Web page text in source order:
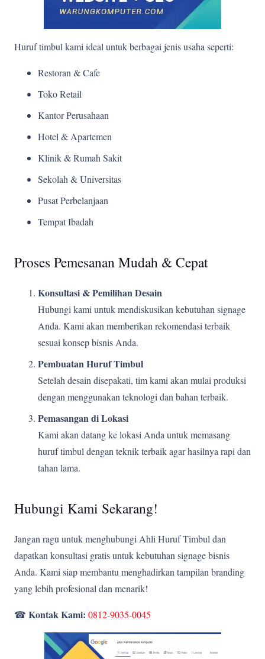
Huruf timbul kami ideal untuk berbagai jenis usaha seperti:
Restoran & Cafe
Toko Retail
Kantor Perusahaan
Hotel & Apartemen
Klinik & Rumah Sakit
Sekolah & Universitas
Pusat Perbelanjaan
Tempat Ibadah
Proses Pemesanan Mudah & Cepat
Konsultasi & Pemilihan Desain
Hubungi kami untuk mendiskusikan kebutuhan signage
Anda. Kami akan memberikan rekomendasi terbaik
sesuai konsep bisnis Anda.
Pembuatan Huruf Timbul
Setelah desain disepakati, tim kami akan mulai produksi
dengan menggunakan teknologi dan bahan terbaik.
Pemasangan di Lokasi
Kami akan datang ke lokasi Anda untuk memasang
huruf timbul dengan teknik terbaik agar hasilnya rapi dan
tahan lama.
Hubungi Kami Sekarang!
Jangan ragu untuk menghubungi Ahli Huruf Timbul dan
dapatkan konsultasi gratis untuk kebutuhan signage bisnis
Anda. Kami siap membantu menghadirkan tampilan branding
yang lebih profesional dan menarik!
☎ Kontak Kami: 0812-9035-0045